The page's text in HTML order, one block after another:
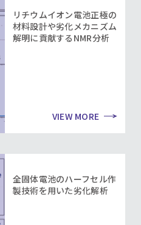
リチウムイオン電池正極の
材料設計や劣化メカニズム
解明に貢献するNMR分析
VIEW MORE
全固体電池のハーフセル作
製技術を用いた劣化解析